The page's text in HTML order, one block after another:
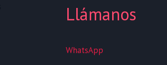
Llámanos
WhatsApp